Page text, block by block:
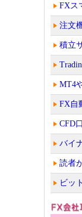
FXス
注文
積立
MT4
FX自
CFD
バイ
読者
ビッ